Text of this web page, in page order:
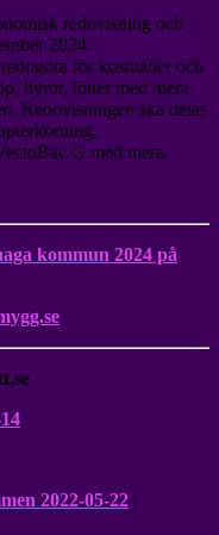
redovisning och
2024.
för kostnader och
hyror, löner med mera
Redovisningen ska delas
G med mera.
kommun 2024 på
2022-05-22